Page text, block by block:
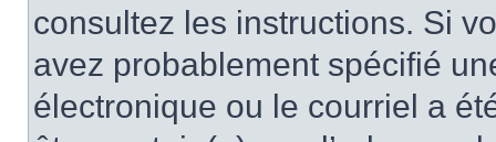
consultez les instructions. Si
avez probablement spécifié
électronique ou le courriel a